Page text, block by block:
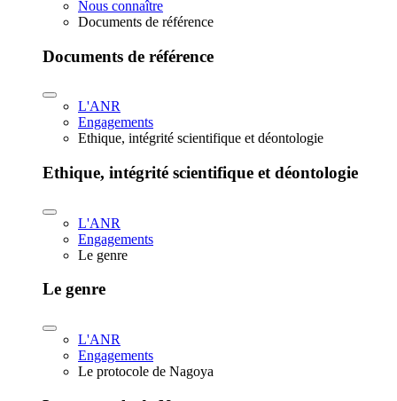
Nous connaître
Documents de référence
Documents de référence
L'ANR
Engagements
Ethique, intégrité scientifique et déontologie
Ethique, intégrité scientifique et déontologie
L'ANR
Engagements
Le genre
Le genre
L'ANR
Engagements
Le protocole de Nagoya